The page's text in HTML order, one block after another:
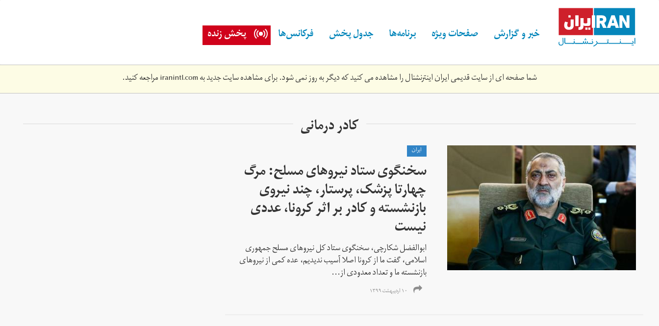
content خبر و گزارش صفحات ویژه برنامه‌ها جدول پخش فرکانس‌ها پخش زنده
شما صفحه ای از سایت قدیمی ایران اینترنشنال را مشاهده می کنید که دیگر به روز نمی شود. برای مشاهده سایت جدید بهiranintl.comمراجعه کنید.
کادر درمانی
ايران
سخنگوی ستاد نیروهای مسلح: مرگ
چهارتا پزشک، پرستار، چند نیروی
بازنشسته و کادر بر اثر کرونا، عددی
نیست
ابوالفضل شکارچی، سخنگوی ستاد کل نیروهای مسلح جمهوری
اسلامی، گفت ما از کرونا اصلا آسیب ندیدیم، عده کمی از نیروهای
بازنشسته ما و تعداد معدودی از...
۱۰ اردیبهشت ۱۳۹۹